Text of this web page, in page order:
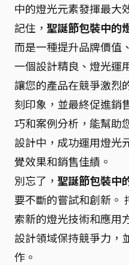
中的燈光元素發揮最大
記住， 聖誕節包裝中的
而是一種提升品牌價值
一個設計精良、燈光運
讓您的產品在競爭激烈
刻印象，並最終促進銷
巧和案例分析，能幫助
設計中，成功運用燈光
覺效果和銷售佳績。
別忘了， 聖誕節包裝中
要不斷的嘗試和創新。
索新的燈光技術和應用
設計領域保持競爭力，
作。